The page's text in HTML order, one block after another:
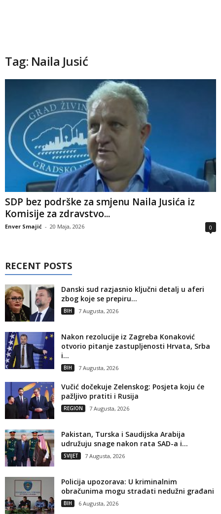
Tag: Naila Jusić
SDP bez podrške za smjenu Naila Jusića iz
Komisije za zdravstvo...
Enver Smajić - 20 Maja, 2026 0
RECENT POSTS
Danski sud razjasnio ključni detalj u aferi
zbog koje se prepiru...
BIH 7 Augusta, 2026
Nakon rezolucije iz Zagreba Konaković
otvorio pitanje zastupljenosti Hrvata, Srba
i...
BIH 7 Augusta, 2026
Vučić dočekuje Zelenskog: Posjeta koju će
pažljivo pratiti i Rusija
REGION 7 Augusta, 2026
Pakistan, Turska i Saudijska Arabija
udružuju snage nakon rata SAD-a i...
SVIJET 7 Augusta, 2026
Policija upozorava: U kriminalnim
obračunima mogu stradati nedužni građani
BIH 6 Augusta, 2026